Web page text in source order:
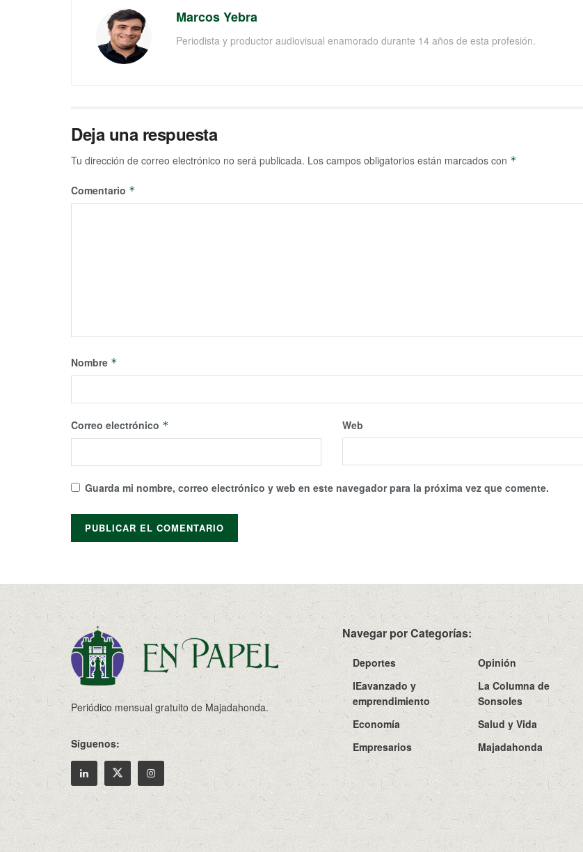
Marcos Yebra
Periodista y productor audiovisual enamorado durante 14 años de esta profesión.
Deja una respuesta
Tu dirección de correo electrónico no será publicada. Los campos obligatorios están marcados con *
Comentario *
Nombre *
Correo electrónico * Web
Guarda mi nombre, correo electrónico y web en este navegador para la próxima vez que comente.
Periódico mensual gratuito de Majadahonda.
Síguenos:
Navegar por Categorías:
Deportes
Opinión
IEavanzado y
emprendimiento
La Columna de
Sonsoles
Economía
Salud y Vida
Empresarios
Majadahonda